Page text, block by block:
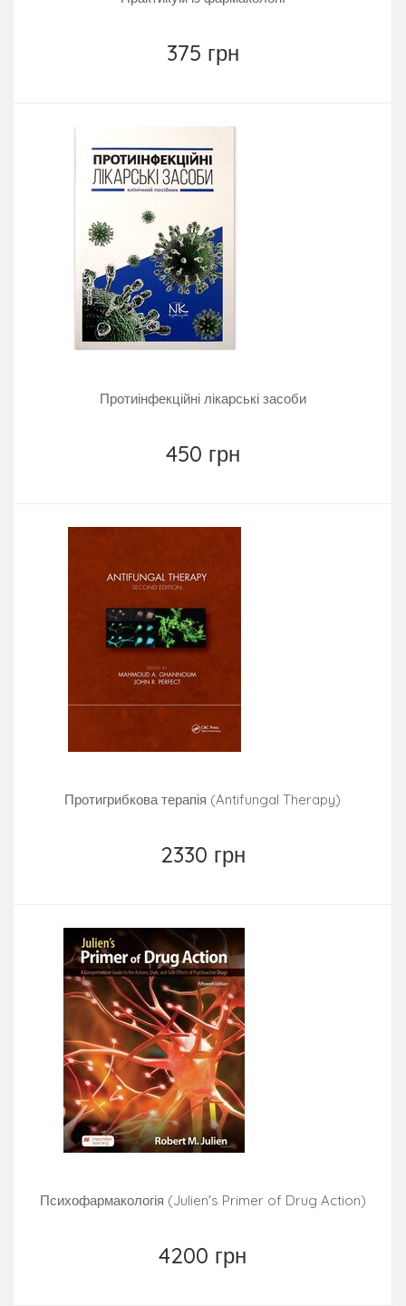
375 грн
Протиінфекційні лікарські засоби
450 грн
Протигрибкова терапія (Antifungal Therapy)
2330 грн
Психофармакологія (Julien's Primer of Drug Action)
4200 грн